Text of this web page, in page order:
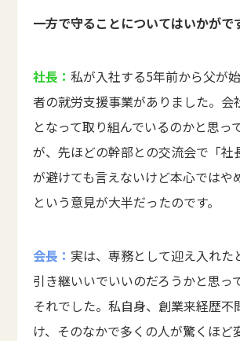
――一方で守ることについてはいかがで
社長：私が入社する5年前から父が
者の就労支援事業がありました。会
となって取り組んでいるのかと思っ
が、先ほどの幹部との交流会で「社
が避けても言えないけど本心ではや
という意見が大半だったのです。
会長： 実は、専務として迎え入れた
引き継いいでいいのだろうかと思っ
それでした。私自身、創業来経歴不
け、そのなかで多くの人が驚くほど